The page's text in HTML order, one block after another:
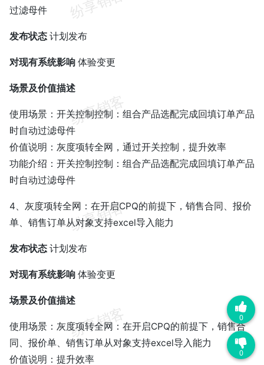
过滤母件
发布状态 计划发布
对现有系统影响 体验变更
场景及价值描述
使用场景：开关控制控制：组合产品选配完成回填订单产品
时自动过滤母件
价值说明：灰度项转全网，通过开关控制，提升效率
功能介绍：开关控制控制：组合产品选配完成回填订单产品
时自动过滤母件
4、灰度项转全网：在开启CPQ的前提下，销售合同、报价
单、销售订单从对象支持excel导入能力
发布状态 计划发布
对现有系统影响 体验变更
场景及价值描述
使用场景：灰度项转全网：在开启CPQ的前提下，销售合
同、报价单、销售订单从对象支持excel导入能力
价值说明：提升效率
0
0